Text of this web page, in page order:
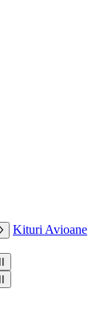
Kituri Avioane